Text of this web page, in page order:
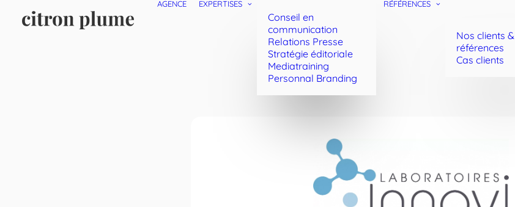
AGENCE EXPERTISES
Conseil en
communication
Relations Presse
Stratégie éditoriale
Mediatraining
Personnal Branding
RÉFÉRENCES
Nos clients &
références
Cas clients